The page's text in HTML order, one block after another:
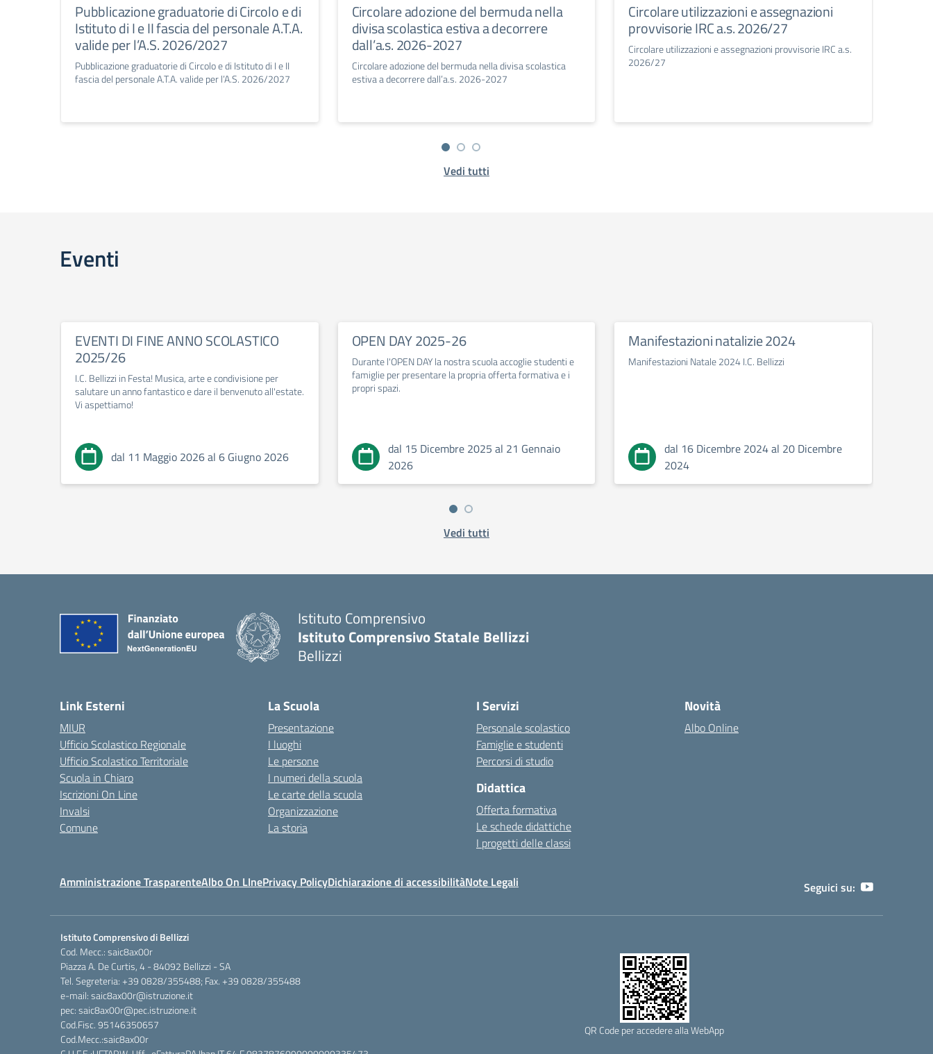
Pubblicazione graduatorie di Circolo e di
Istituto di I e II fascia del personale A.T.A.
valide per l’A.S. 2026/2027
Pubblicazione graduatorie di Circolo e di Istituto di I e II
fascia del personale A.T.A. valide per l’A.S. 2026/2027
Circolare adozione del bermuda nella
divisa scolastica estiva a decorrere
dall’a.s. 2026-2027
Circolare adozione del bermuda nella divisa scolastica
estiva a decorrere dall’a.s. 2026-2027
Circolare utilizzazioni e assegnazioni
provvisorie IRC a.s. 2026/27
Circolare utilizzazioni e assegnazioni provvisorie IRC a.s.
2026/27
Vedi tutti
Eventi
EVENTI DI FINE ANNO SCOLASTICO
2025/26
I.C. Bellizzi in Festa! Musica, arte e condivisione per
salutare un anno fantastico e dare il benvenuto all'estate.
Vi aspettiamo!
dal 11 Maggio 2026 al 6 Giugno 2026
OPEN DAY 2025-26
Durante l'OPEN DAY la nostra scuola accoglie studenti e
famiglie per presentare la propria offerta formativa e i
propri spazi.
dal 15 Dicembre 2025 al 21 Gennaio
2026
Manifestazioni natalizie 2024
Manifestazioni Natale 2024 I.C. Bellizzi
dal 16 Dicembre 2024 al 20 Dicembre
2024
Vedi tutti
Istituto Comprensivo
Istituto Comprensivo Statale Bellizzi
Bellizzi
Link Esterni
MIUR
Ufficio Scolastico Regionale
Ufficio Scolastico Territoriale
Scuola in Chiaro
Iscrizioni On Line
Invalsi
Comune
La Scuola
Presentazione
I luoghi
Le persone
I numeri della scuola
Le carte della scuola
Organizzazione
La storia
I Servizi
Personale scolastico
Famiglie e studenti
Percorsi di studio
Didattica
Offerta formativa
Le schede didattiche
I progetti delle classi
Novità
Albo Online
Amministrazione TrasparenteAlbo On LInePrivacy PolicyDichiarazione di accessibilitàNote Legali Seguici su:
Istituto Comprensivo di Bellizzi
Cod. Mecc.: saic8ax00r
Piazza A. De Curtis, 4 - 84092 Bellizzi - SA
Tel. Segreteria: +39 0828/355488; Fax. +39 0828/355488
e-mail: saic8ax00r@istruzione.it
pec: saic8ax00r@pec.istruzione.it
Cod.Fisc. 95146350657
Cod.Mecc.:saic8ax00r
QR Code per accedere alla WebApp